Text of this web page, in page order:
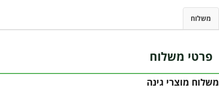
משלוח
פרטי משלוח
משלוח מוצרי גינה